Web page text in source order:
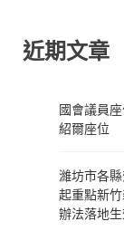
近期文章
國會議員
紹爾座位
濰坊市各
起重點新
辦法落地